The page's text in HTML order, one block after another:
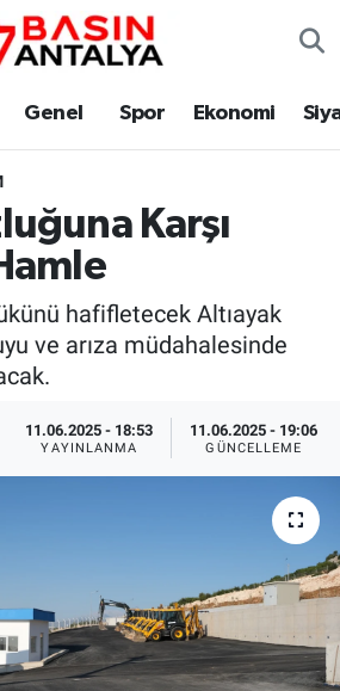
Genel Spor Ekonomi
Karşı
hafifletecek Altıayak
ve arıza müdahalesinde
11.06.2025 - 18:53
YAYINLANMA
11.06.2025 - 19:06
GÜNCELLEME